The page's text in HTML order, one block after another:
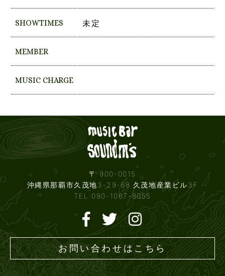
SHOWTIMES 未定
MEMBER
MUSIC CHARGE
〒 900-0015
沖縄県那覇市久茂地3-29-68 久茂地産業ビル3F
TEL:090-1067-8055
お問い合わせはこちら